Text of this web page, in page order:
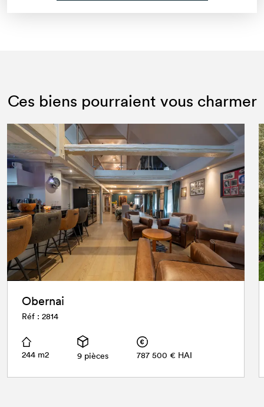
Ces biens pourraient vous charmer
Obernai
Réf : 2814
244 m2 9 pièces 787 500 € HAI